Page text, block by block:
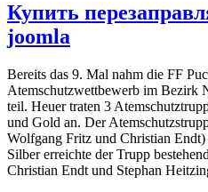
Купить
joomla
Bereits das 9. Mal nahm die FF
Atemschutzwettbewerb im Bezirk
teil. Heuer traten 3
und Gold an. Der
Wolfgang Fritz und Christian
Silber erreichte der Trupp
Christian Endt und Stephan